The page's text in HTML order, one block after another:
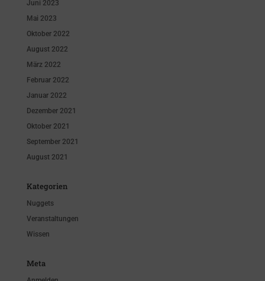
Juni 2023
Mai 2023
Oktober 2022
August 2022
März 2022
Februar 2022
Januar 2022
Dezember 2021
Oktober 2021
September 2021
August 2021
Kategorien
Nuggets
Veranstaltungen
Wissen
Meta